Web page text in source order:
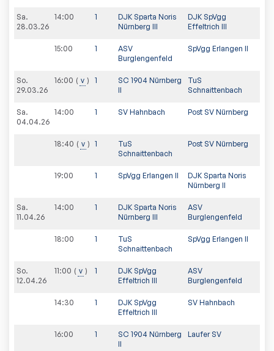
Sa.
28.03.26
14:00 1
DJK Sparta Noris
Nürnberg III
DJK SpVgg
Effeltrich III
15:00 1
ASV
Burglengenfeld
SpVgg Erlangen II
So.
29.03.26
16:00 v 1
SC 1904 Nürnberg
II
TuS
Schnaittenbach
Sa.
04.04.26
14:00 1 SV Hahnbach Post SV Nürnberg
18:40 v 1
TuS
Schnaittenbach
Post SV Nürnberg
19:00 1 SpVgg Erlangen II
DJK Sparta Noris
Nürnberg II
Sa.
11.04.26
14:00 1
DJK Sparta Noris
Nürnberg III
ASV
Burglengenfeld
18:00 1
TuS
Schnaittenbach
SpVgg Erlangen II
So.
12.04.26
11:00 v 1
DJK SpVgg
Effeltrich III
ASV
Burglengenfeld
14:30 1
DJK SpVgg
Effeltrich III
SV Hahnbach
16:00 1
SC 1904 Nürnberg
II
Laufer SV